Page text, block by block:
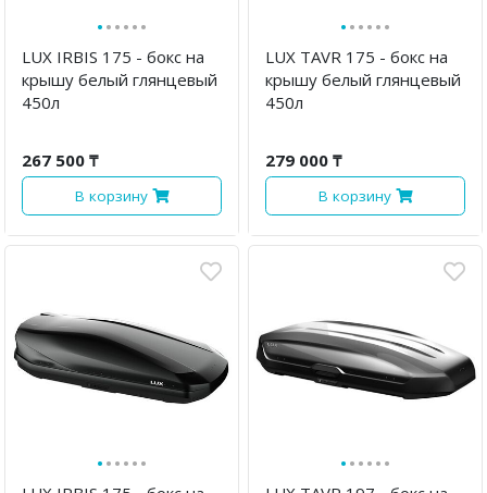
······
LUX IRBIS 175 - бокс на
крышу белый глянцевый
450л
267 500 ₸
В корзину
······
LUX TAVR 175 - бокс на
крышу белый глянцевый
450л
279 000 ₸
В корзину
······ ······